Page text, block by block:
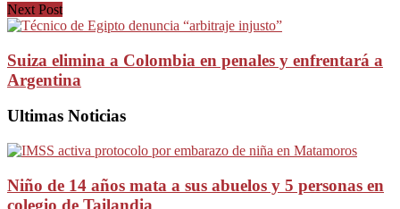
Next Post
Suiza elimina a Colombia en penales y enfrentará a
Argentina
Ultimas Noticias
Niño de 14 años mata a sus abuelos y 5 personas en
colegio de Tailandia